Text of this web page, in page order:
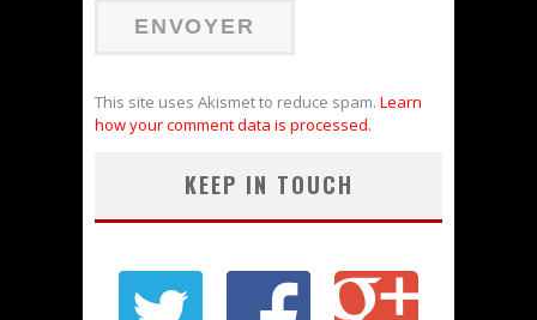
This site uses Akismet to reduce spam. Learn
how your comment data is processed.
KEEP IN TOUCH